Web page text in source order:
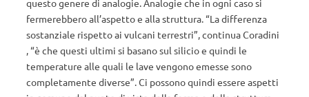
questo genere di analogie. Analogie che in ogni caso si
fermerebbero all’aspetto e alla struttura. “La differenza
sostanziale rispetto ai vulcani terrestri”, continua Coradini
, “è che questi ultimi si basano sul silicio e quindi le
temperature alle quali le lave vengono emesse sono
completamente diverse”. Ci possono quindi essere aspetti